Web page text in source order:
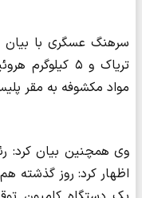
تریاک و ۵
مواد مکشوفه به مقر
وی همچنین بیان کرد:
اظهار کرد: روز گذشته